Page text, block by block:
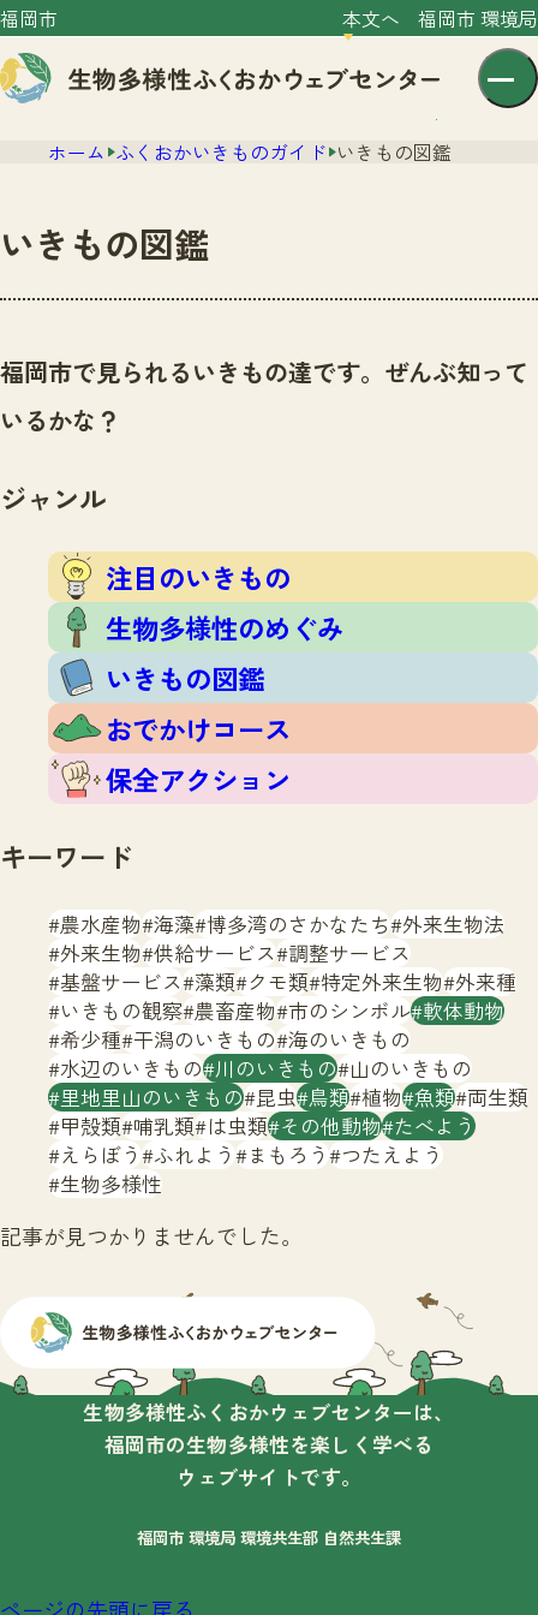
福岡市 本文へ 福岡市 環境局
文字サイズ 小 中 大
センター紹介
センター紹介TOP
サイトポリシー
ニュース
いきものガイド
注目のいきもの
生物多様性のめぐみ
いきもの図鑑
おでかけコース
保全アクション
イベント
いきもの調査隊
調査レポート
調査レポートTOP
調査結果
ふくおかいきものマップ
マッチング
マッチングTOP
掲載申し込みフォーム
お問合せ
生物多様性ふくおかウェブセンターとは
サイトマップ
ホーム ふくおかいきものガイド いきもの図鑑
いきもの図鑑
福岡市で見られるいきもの達です。ぜんぶ知って
いるかな？
ジャンル
注目のいきもの
生物多様性のめぐみ
いきもの図鑑
おでかけコース
保全アクション
キーワード
農水産物 海藻 博多湾のさかなたち 外来生物法
外来生物 供給サービス 調整サービス
基盤サービス 藻類 クモ類 特定外来生物 外来種
いきもの観察 農畜産物 市のシンボル 軟体動物
希少種 干潟のいきもの 海のいきもの
水辺のいきもの 川のいきもの 山のいきもの
里地里山のいきもの 昆虫 鳥類 植物 魚類 両生類
甲殻類 哺乳類 は虫類 その他動物 たべよう
えらぼう ふれよう まもろう つたえよう
生物多様性
記事が見つかりませんでした。
生物多様性ふくおかウェブセンターは、
福岡市の生物多様性を楽しく学べる
ウェブサイトです。
福岡市 環境局 環境共生部 自然共生課